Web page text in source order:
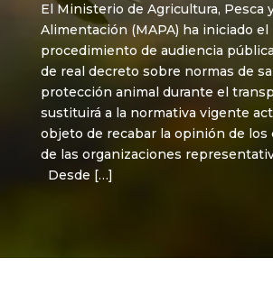
El Ministerio de Agricultura, Pesca
Alimentación (MAPA) ha iniciado el
procedimiento de audiencia
de real decreto sobre normas de
protección animal durante el
sustituirá a la normativa vigente
objeto de recabar la opinión de los
de las organizaciones
Desde […]